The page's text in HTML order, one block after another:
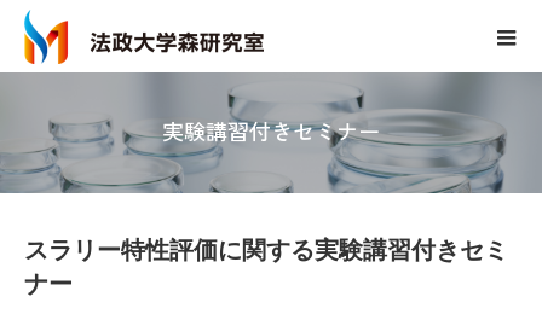
実験講習付きセミナー
スラリー特性評価に関する実験講習付きセミ
ナー